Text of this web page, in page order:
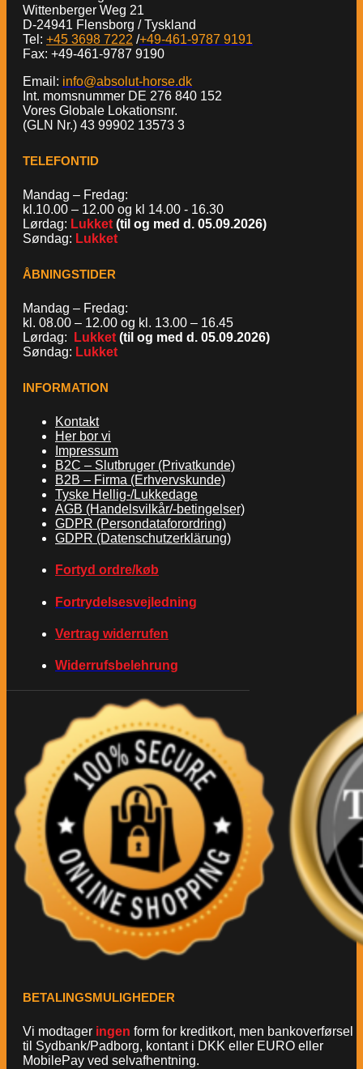
Wittenberger Weg 21
D-24941 Flensborg / Tyskland
Tel: +45 3698 7222 /+49-461-9787 9191
Fax: +49-461-9787 9190
Email: info@absolut-horse.dk
Int. momsnummer DE 276 840 152
Vores Globale Lokationsnr.
(GLN Nr.) 43 99902 13573 3
TELEFONTID
Mandag – Fredag:
kl.10.00 – 12.00 og kl 14.00 - 16.30
Lørdag: Lukket (til og med d. 05.09.2026)
Søndag: Lukket
ÅBNINGSTIDER
Mandag – Fredag:
kl. 08.00 – 12.00 og kl. 13.00 – 16.45
Lørdag:
Lukket (til og med d. 05.09.2026)
Søndag: Lukket
INFORMATION
Kontakt
Her bor vi
Impressum
B2C – Slutbruger (Privatkunde)
B2B – Firma (Erhvervskunde)
Tyske Hellig-/Lukkedage
AGB (Handelsvilkår/-betingelser)
GDPR (Persondataforordring)
GDPR (Datenschutzerklärung)
Fortyd ordre/køb
Fortrydelsesvejledning
Vertrag widerrufen
Widerrufsbelehrung
BETALINGSMULIGHEDER
Vi modtager ingen form for kreditkort, men bankoverførsel
til Sydbank/Padborg, kontant i DKK eller EURO eller
MobilePay ved selvafhentning.